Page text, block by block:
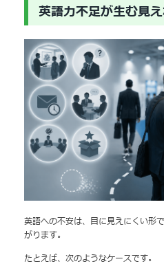
英語力不足が生む見
英語への不安は、目に見えにくい形
がります。
たとえば、次のようなケースです。